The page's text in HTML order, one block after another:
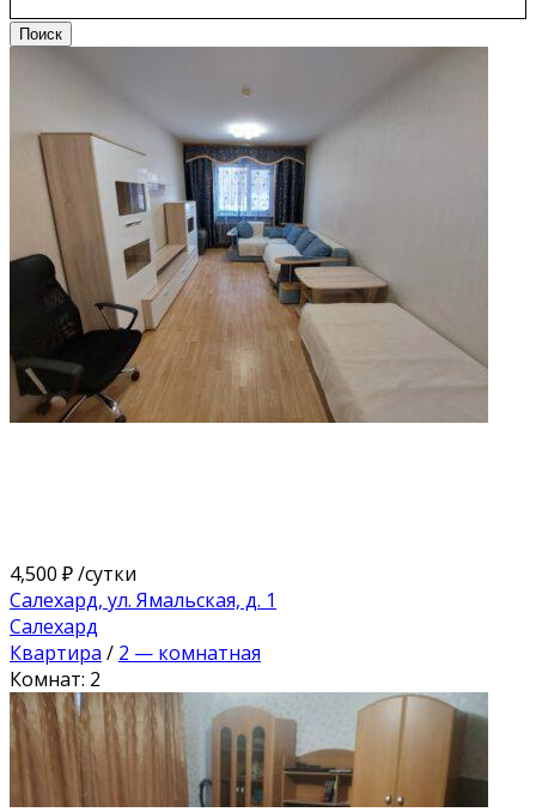
4,500 ₽/сутки
Салехард, ул. Ямальская, д. 1
Салехард
Квартира / 2 — комнатная
Комнат: 2